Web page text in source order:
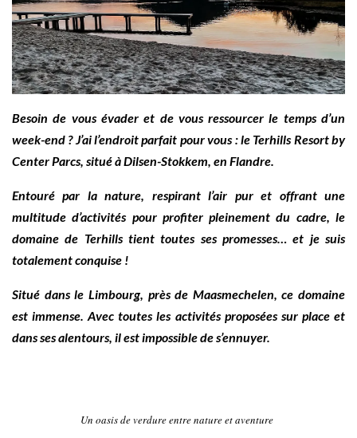
Besoin de vous évader et de vous ressourcer le temps d’un
week-end ? J’ai l’endroit parfait pour vous : le Terhills Resort by
Center Parcs, situé à Dilsen-Stokkem, en Flandre.
Entouré par la nature, respirant l’air pur et offrant une
multitude d’activités pour profiter pleinement du cadre, le
domaine de Terhills tient toutes ses promesses… et je suis
totalement conquise !
Situé dans le Limbourg, près de Maasmechelen, ce domaine
est immense. Avec toutes les activités proposées sur place et
dans ses alentours, il est impossible de s’ennuyer.
Un oasis de verdure entre nature et aventure